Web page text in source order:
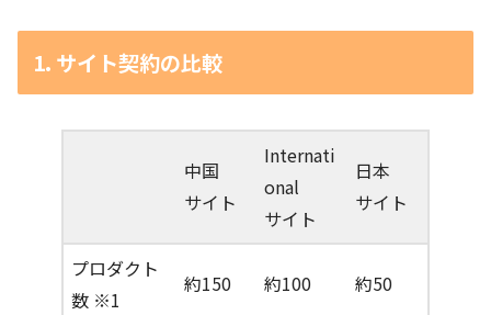
1. サイト契約の比較
中国
サイト
Internati
onal
サイト
日本
サイト
プロダクト
数 ※1
約150 約100 約50